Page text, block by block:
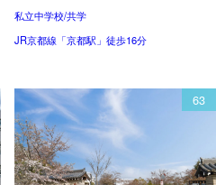
私立中学校/共学
JR京都線「京都駅」徒歩16分
63